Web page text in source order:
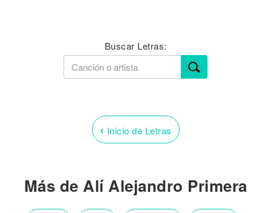
Buscar Letras:
‹ Inicio de Letras
Más de Alí Alejandro Primera